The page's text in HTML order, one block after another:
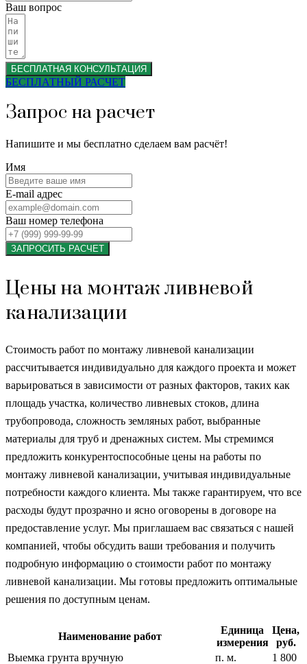
Ваш вопрос
БЕСПЛАТНАЯ КОНСУЛЬТАЦИЯ
БЕСПЛАТНЫЙ РАСЧЕТ
Запрос на расчет
Напишите и мы бесплатно сделаем вам расчёт!
Имя
E-mail адрес
Ваш номер телефона
ЗАПРОСИТЬ РАСЧЕТ
Цены на монтаж ливневой
канализации
Стоимость работ по монтажу ливневой канализации
рассчитывается индивидуально для каждого проекта и может
варьироваться в зависимости от разных факторов, таких как
площадь участка, количество ливневых стоков, длина
трубопровода, сложность земляных работ, выбранные
материалы для труб и дренажных систем. Мы стремимся
предложить конкурентоспособные цены на работы по
монтажу ливневой канализации, учитывая индивидуальные
потребности каждого клиента. Мы также гарантируем, что все
расходы будут прозрачно и ясно оговорены в договоре на
предоставление услуг. Мы приглашаем вас связаться с нашей
компанией, чтобы обсудить ваши требования и получить
подробную информацию о стоимости работ по монтажу
ливневой канализации. Мы готовы предложить оптимальные
решения по доступным ценам.
Наименование работ
Единица
измерения
Цена,
руб.
Выемка грунта вручную
п. м.
1 800